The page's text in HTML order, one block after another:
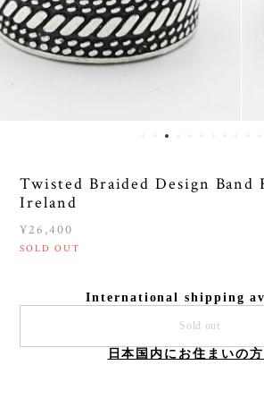
Twisted Braided Design Band
Ireland
¥26,400
SOLD OUT
International shipping
Sold out
日本国内にお住まいの